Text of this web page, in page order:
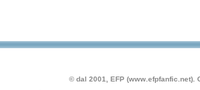
© dal 2001, EFP (www.efpfanfic.net).